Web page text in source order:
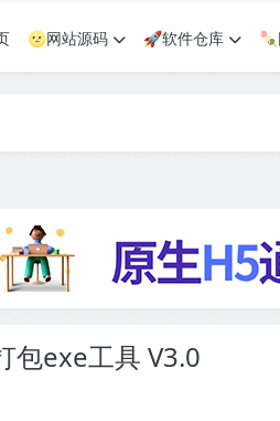
🌝网站源码 🚀软件仓库 🍡
包exe工具 V3.0